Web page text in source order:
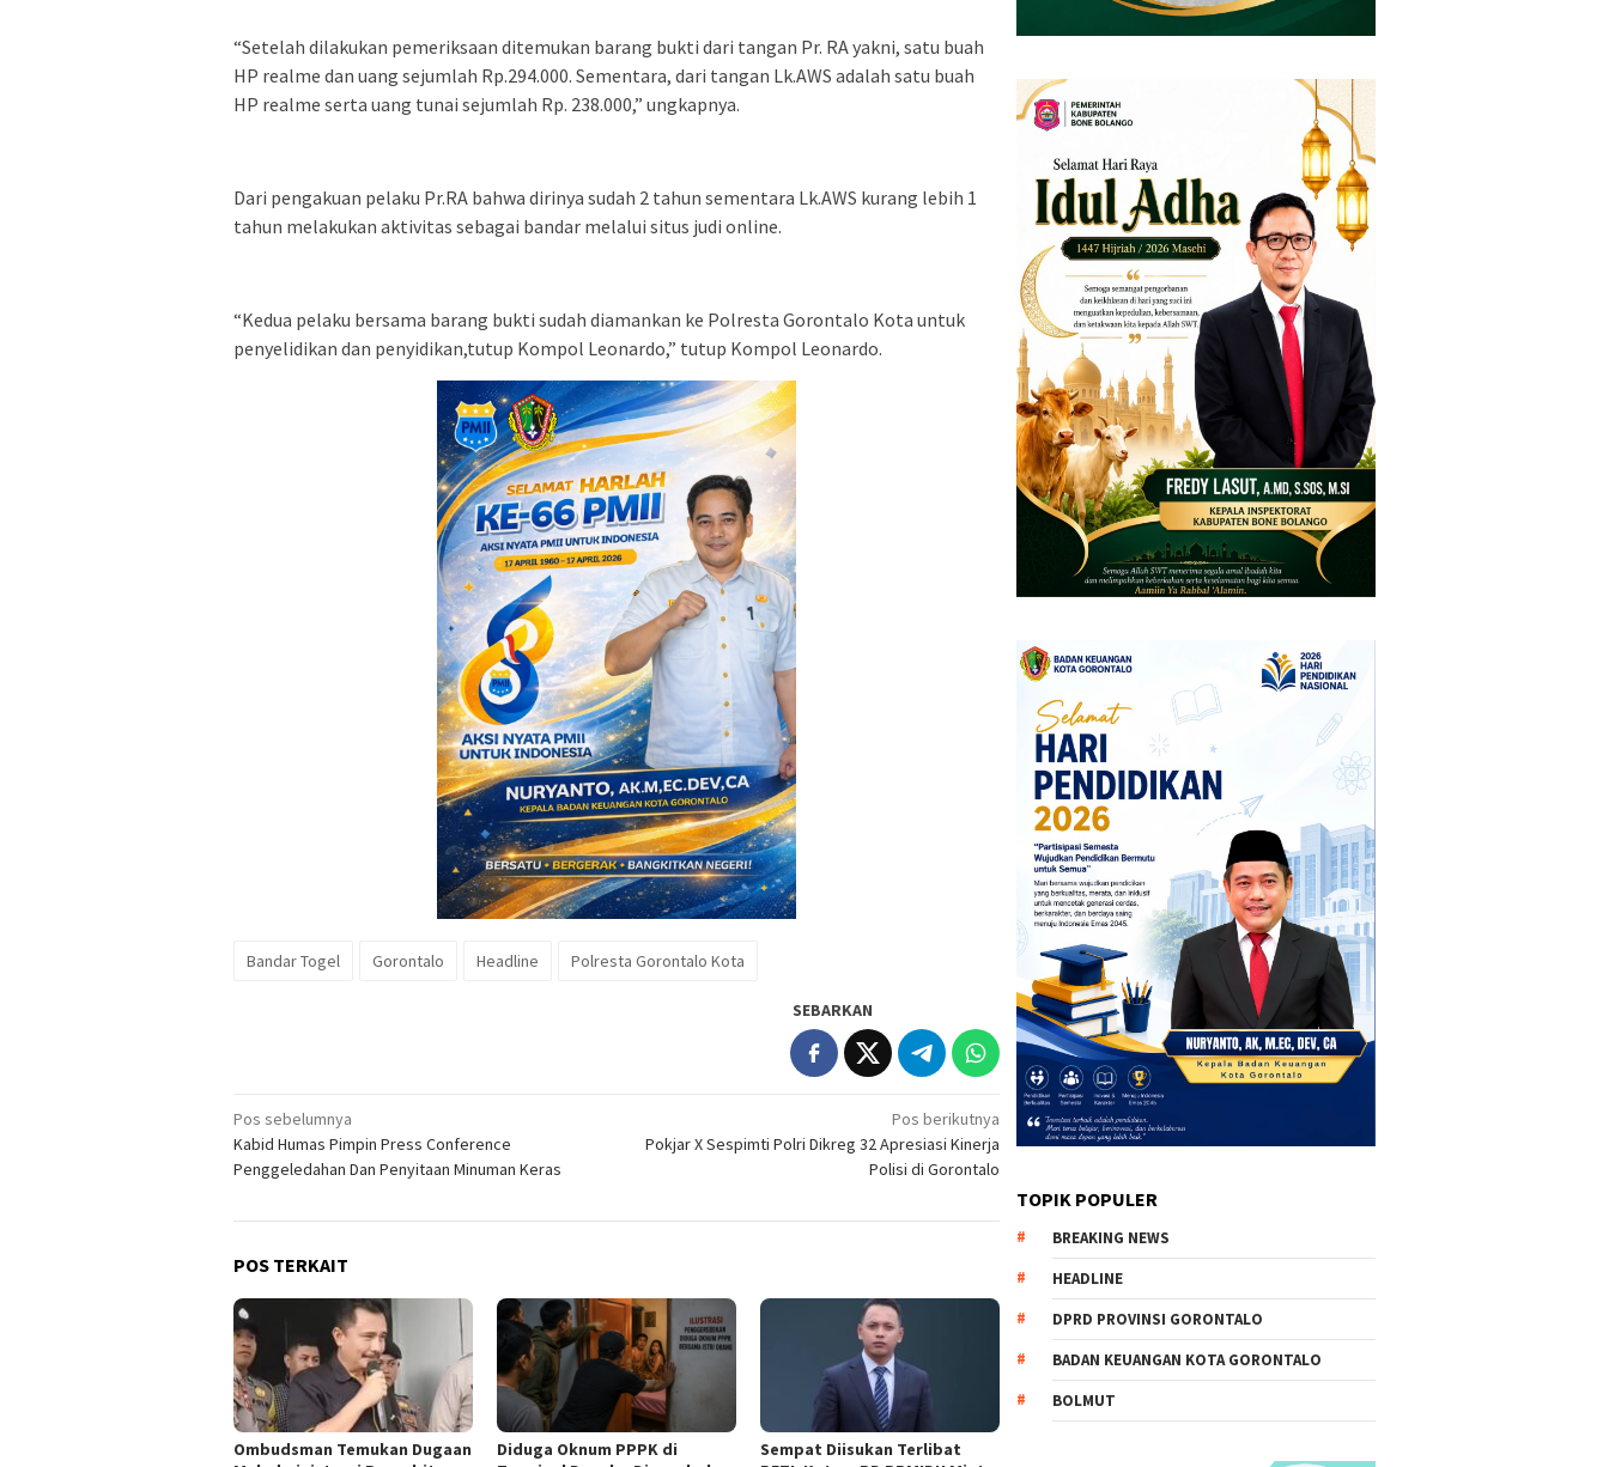
“Setelah dilakukan pemeriksaan ditemukan barang bukti dari tangan Pr. RA yakni, satu buah
HP realme dan uang sejumlah Rp.294.000. Sementara, dari tangan Lk.AWS adalah satu buah
HP realme serta uang tunai sejumlah Rp. 238.000,” ungkapnya.
Dari pengakuan pelaku Pr.RA bahwa dirinya sudah 2 tahun sementara Lk.AWS kurang lebih 1
tahun melakukan aktivitas sebagai bandar melalui situs judi online.
“Kedua pelaku bersama barang bukti sudah diamankan ke Polresta Gorontalo Kota untuk
penyelidikan dan penyidikan,tutup Kompol Leonardo,” tutup Kompol Leonardo.
Bandar Togel Gorontalo Headline Polresta Gorontalo Kota
SEBARKAN
Navigasi
pos
Pos sebelumnya
Kabid Humas Pimpin Press Conference
Penggeledahan Dan Penyitaan Minuman Keras
Pos berikutnya
Pokjar X Sespimti Polri Dikreg 32 Apresiasi Kinerja
Polisi di Gorontalo
POS TERKAIT
Ombudsman Temukan Dugaan
Diduga Oknum PPPK di
Sempat Diisukan Terlibat
TOPIK POPULER
BREAKING NEWS
HEADLINE
DPRD PROVINSI GORONTALO
BADAN KEUANGAN KOTA GORONTALO
BOLMUT